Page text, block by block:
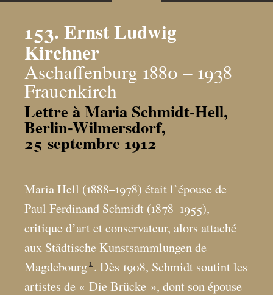
153. Ernst Ludwig
Kirchner
Aschaffenburg 1880 – 1938
Frauenkirch
Lettre à Maria Schmidt-Hell,
Berlin-Wilmersdorf,
25 septembre 1912
Maria Hell (1888–1978) était l’épouse de
Paul Ferdinand Schmidt (1878–1955),
critique d’art et conservateur, alors attaché
aux Städtische Kunstsammlungen de
Magdebourg 1 . Dès 1908, Schmidt soutint les
artistes de « Die Brücke », dont son épouse